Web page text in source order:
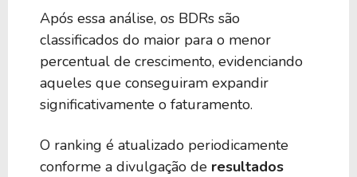
Após essa análise, os BDRs são
classificados do maior para o menor
percentual de crescimento, evidenciando
aqueles que conseguiram expandir
significativamente o faturamento.
O ranking é atualizado periodicamente
conforme a divulgação de resultados